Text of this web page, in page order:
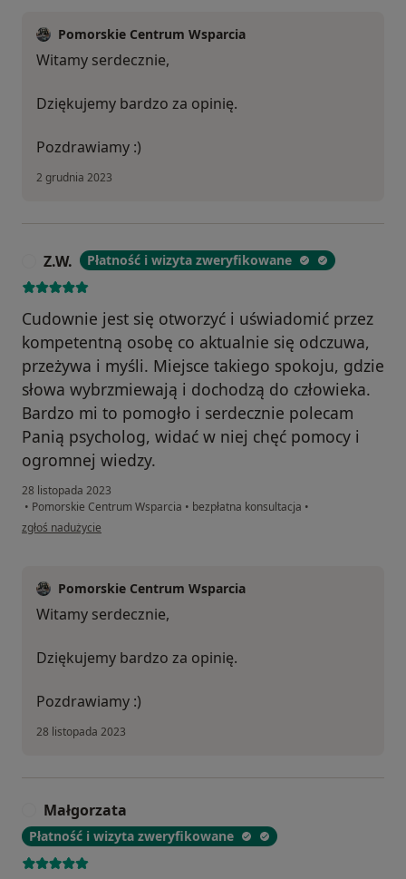
Pomorskie Centrum Wsparcia
Witamy serdecznie,
Dziękujemy bardzo za opinię.
Pozdrawiamy :)
2 grudnia 2023
Z.W. Płatność i wizyta zweryfikowane
Cudownie jest się otworzyć i uświadomić przez
kompetentną osobę co aktualnie się odczuwa,
przeżywa i myśli. Miejsce takiego spokoju, gdzie
słowa wybrzmiewają i dochodzą do człowieka.
Bardzo mi to pomogło i serdecznie polecam
Panią psycholog, widać w niej chęć pomocy i
ogromnej wiedzy.
28 listopada 2023
• Pomorskie Centrum Wsparcia • bezpłatna konsultacja •
w opinii użytkownika Z.W.
zgłoś nadużycie
Pomorskie Centrum Wsparcia
Witamy serdecznie,
Dziękujemy bardzo za opinię.
Pozdrawiamy :)
28 listopada 2023
Małgorzata
Płatność i wizyta zweryfikowane